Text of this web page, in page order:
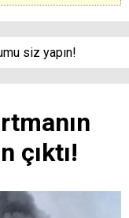
siz yapın!
çıktı!